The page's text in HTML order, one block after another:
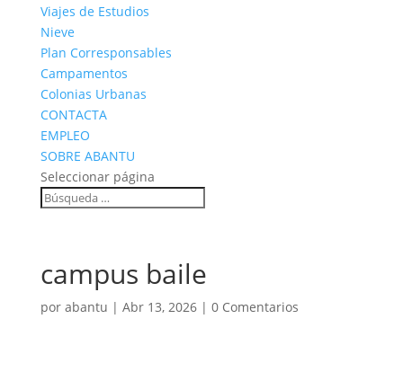
Viajes de Estudios
Nieve
Plan Corresponsables
Campamentos
Colonias Urbanas
CONTACTA
EMPLEO
SOBRE ABANTU
Seleccionar página
campus baile
por abantu | Abr 13, 2026| 0 Comentarios